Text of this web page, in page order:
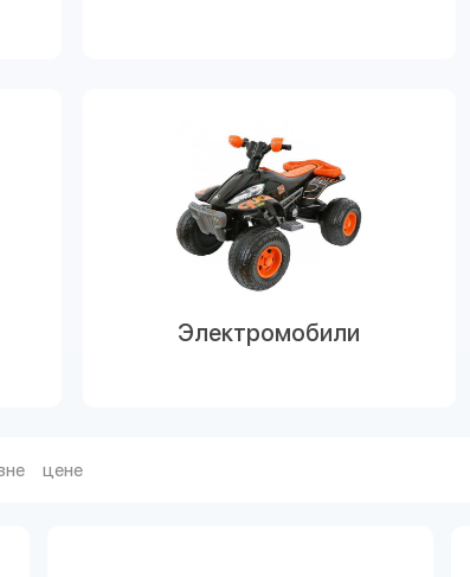
Электромобили
цене